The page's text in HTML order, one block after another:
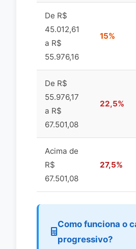
De R$
45.012,61
a R$
55.976,16
15%
De R$
55.976,17
a R$
67.501,08
22,5%
Acima de
R$
67.501,08
27,5%
Como funciona o
progressivo?